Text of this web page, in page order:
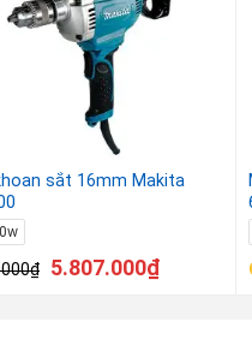
sắt 16mm Makita
₫ 5.807.000₫